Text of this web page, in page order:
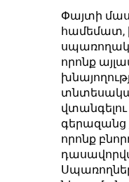
(0,2
Փայտի
համեմատ,
որոնք
գերազանց
որոնք